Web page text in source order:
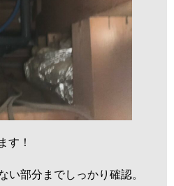
す！
い部分までしっかり確認。